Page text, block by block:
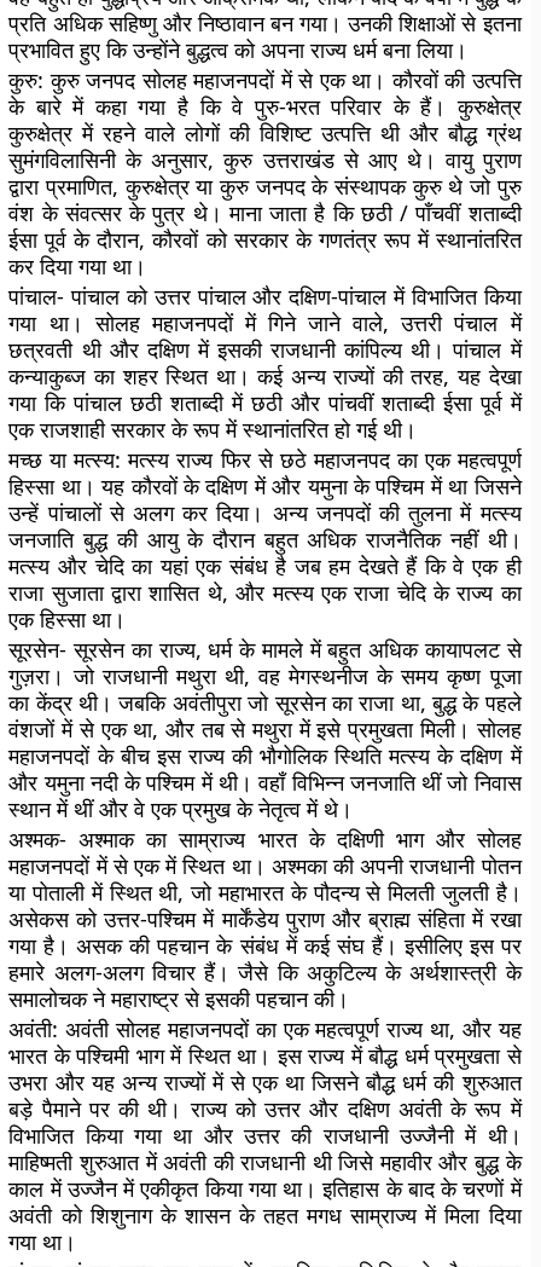
प्रति अधिक सहिष्णु और निष्ठावान बन गया। उनकी शिक्षाओं से इतना
प्रभावित हुए कि उन्होंने बुद्धत्व को अपना राज्य धर्म बना लिया।
कुरु: कुरु जनपद सोलह महाजनपदों में से एक था। कौरवों की उत्पत्ति
के बारे में कहा गया है कि वे पुरु-भरत परिवार के हैं। कुरुक्षेत्र
कुरुक्षेत्र में रहने वाले लोगों की विशिष्ट उत्पत्ति थी और बौद्ध ग्रंथ
सुमंगविलासिनी के अनुसार, कुरु उत्तराखंड से आए थे। वायु पुराण
द्वारा प्रमाणित, कुरुक्षेत्र या कुरु जनपद के संस्थापक कुरु थे जो पुरु
वंश के संवत्सर के पुत्र थे। माना जाता है कि छठी / पाँचवीं शताब्दी
ईसा पूर्व के दौरान, कौरवों को सरकार के गणतंत्र रूप में स्थानांतरित
कर दिया गया था।
पांचाल-पांचाल को उत्तर पांचाल और दक्षिण-पांचाल में विभाजित किया
गया था। सोलह महाजनपदों में गिने जाने वाले, उत्तरी पंचाल में
छत्रवती थी और दक्षिण में इसकी राजधानी कांपिल्य थी। पांचाल में
कन्याकुब्ज का शहर स्थित था। कई अन्य राज्यों की तरह, यह देखा
गया कि पांचाल छठी शताब्दी में छठी और पांचवीं शताब्दी ईसा पूर्व में
एक राजशाही सरकार के रूप में स्थानांतरित हो गई थी।
मच्छ या मत्स्य: मत्स्य राज्य फिर से छठे महाजनपद का एक महत्वपूर्ण
हिस्सा था। यह कौरवों के दक्षिण में और यमुना के पश्चिम में था जिसने
उन्हें पांचालों से अलग कर दिया। अन्य जनपदों की तुलना में मत्स्य
जनजाति बुद्ध की आयु के दौरान बहुत अधिक राजनैतिक नहीं थी।
मत्स्य और चेदि का यहां एक संबंध है जब हम देखते हैं कि वे एक ही
राजा सुजाता द्वारा शासित थे, और मत्स्य एक राजा चेदि के राज्य का
एक हिस्सा था।
सूरसेन- सूरसेन का राज्य, धर्म के मामले में बहुत अधिक कायापलट से
गुज़रा। जो राजधानी मथुरा थी, वह मेगस्थनीज के समय कृष्ण पूजा
का केंद्र थी। जबकि अवंतीपुरा जो सूरसेन का राजा था, बुद्ध के पहले
वंशजों में से एक था, और तब से मथुरा में इसे प्रमुखता मिली। सोलह
महाजनपदों के बीच इस राज्य की भौगोलिक स्थिति मत्स्य के दक्षिण में
और यमुना नदी के पश्चिम में थी। वहाँ विभिन्न जनजाति थीं जो निवास
स्थान में थीं और वे एक प्रमुख के नेतृत्व में थे।
अश्मक- अश्माक का साम्राज्य भारत के दक्षिणी भाग और सोलह
महाजनपदों में से एक में स्थित था। अश्मका की अपनी राजधानी पोतन
या पोताली में स्थित थी, जो महाभारत के पौदन्य से मिलती जुलती है।
असेकस को उत्तर-पश्चिम में मार्केंडेय पुराण और ब्राह्म संहिता में रखा
गया है। असक की पहचान के संबंध में कई संघ हैं। इसीलिए इस पर
हमारे अलग-अलग विचार हैं। जैसे कि अकुटिल्य के अर्थशास्त्री के
समालोचक ने महाराष्ट्र से इसकी पहचान की।
अवंती: अवंती सोलह महाजनपदों का एक महत्वपूर्ण राज्य था, और यह
भारत के पश्चिमी भाग में स्थित था। इस राज्य में बौद्ध धर्म प्रमुखता से
उभरा और यह अन्य राज्यों में से एक था जिसने बौद्ध धर्म की शुरुआत
बड़े पैमाने पर की थी। राज्य को उत्तर और दक्षिण अवंती के रूप में
विभाजित किया गया था और उत्तर की राजधानी उज्जैनी में थी।
माहिष्मती शुरुआत में अवंती की राजधानी थी जिसे महावीर और बुद्ध के
काल में उज्जैन में एकीकृत किया गया था। इतिहास के बाद के चरणों में
अवंती को शिशुनाग के शासन के तहत मगध साम्राज्य में मिला दिया
गया था।